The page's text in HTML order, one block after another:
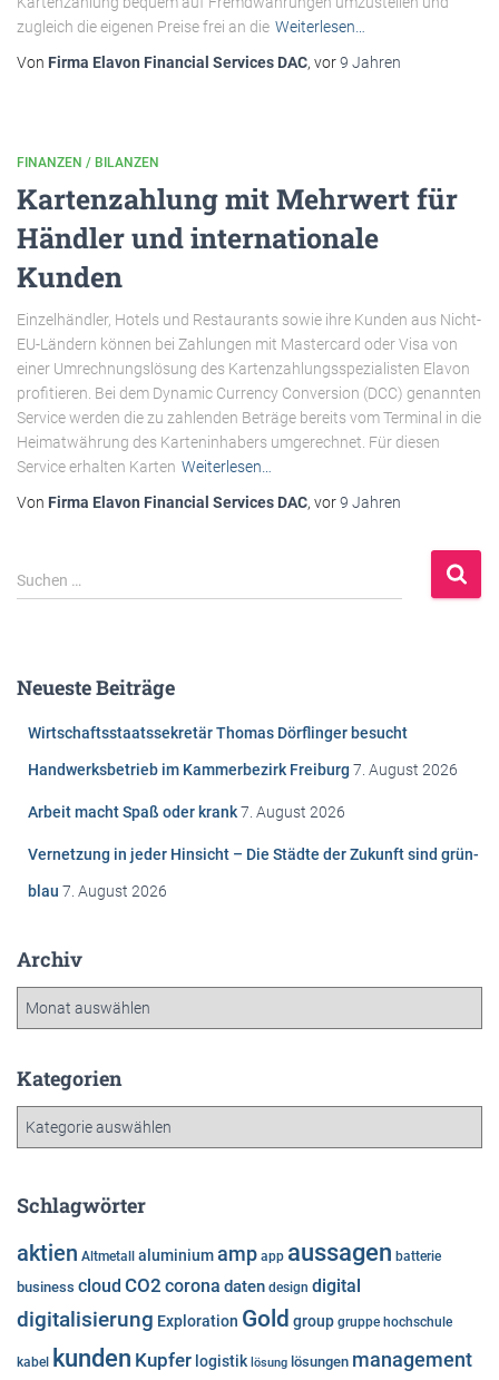
zugleich die eigenen Preise frei an die Weiterlesen…
Von Firma Elavon Financial Services DAC, vor9 Jahren
FINANZEN / BILANZEN
Kartenzahlung mit Mehrwert für
Händler und internationale
Kunden
Einzelhändler, Hotels und Restaurants sowie ihre Kunden aus Nicht-
EU-Ländern können bei Zahlungen mit Mastercard oder Visa von
einer Umrechnungslösung des Kartenzahlungsspezialisten Elavon
profitieren. Bei dem Dynamic Currency Conversion (DCC) genannten
Service werden die zu zahlenden Beträge bereits vom Terminal in die
Heimatwährung des Karteninhabers umgerechnet. Für diesen
Service erhalten Karten Weiterlesen…
Von Firma Elavon Financial Services DAC, vor9 Jahren
S
u
n
Suchen …
Neueste Beiträge
Wirtschaftsstaatssekretär Thomas Dörflinger besucht
Handwerksbetrieb im Kammerbezirk Freiburg 7. August 2026
Arbeit macht Spaß oder krank7. August 2026
Vernetzung in jeder Hinsicht – Die Städte der Zukunft sind grün-
blau 7. August 2026
Archiv
h
Kategorien
g
r
i
e
Schlagwörter
aktien Altmetall aluminiumamp app aussagen batterie
business cloud CO2 corona daten design digital
digitalisierung Exploration Gold group gruppe hochschule
kabel kunden Kupfer logistik lösung lösungen management